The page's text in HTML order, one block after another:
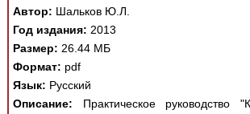
Автор: Шальков Ю.Л.
Год издания: 2013
Размер: 26.44 МБ
Формат: pdf
Язык: Русский
Описание: Практическое